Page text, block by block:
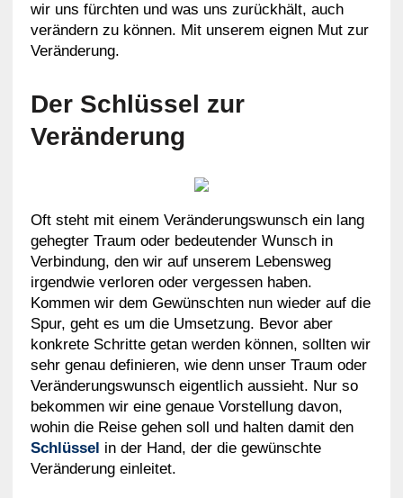
wir uns fürchten und was uns zurückhält, auch
verändern zu können. Mit unserem eignen Mut zur
Veränderung.
Der Schlüssel zur
Veränderung
Oft steht mit einem Veränderungswunsch ein lang
gehegter Traum oder bedeutender Wunsch in
Verbindung, den wir auf unserem Lebensweg
irgendwie verloren oder vergessen haben.
Kommen wir dem Gewünschten nun wieder auf die
Spur, geht es um die Umsetzung. Bevor aber
konkrete Schritte getan werden können, sollten wir
sehr genau definieren, wie denn unser Traum oder
Veränderungswunsch eigentlich aussieht. Nur so
bekommen wir eine genaue Vorstellung davon,
wohin die Reise gehen soll und halten damit den
Schlüssel in der Hand, der die gewünschte
Veränderung einleitet.